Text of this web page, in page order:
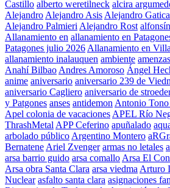
Castillo alberto weretilneck alcira
Alejandro Alejandro Asis Alejandro Gatica
Alejandro Palmieri Alejandro Rost alfonsín
Allanamiento en allanamiento en
Patagones julio 2026 Allanamiento en
allanamiento inalauquen ambiente
Anahí Bilbao Andres Amoroso Ángel
anime aniversario aniversario 239 de
aniversario Cagliero aniversario de
y Patgones anses antidemon Antonio Tono
Apel colonia de vacaciones APEL Río
ThrashMetal APP Ceferino apuñalado
arbolado público Argentino Montero
Bernatene Ariel Zvenger armas no letales
arsa barrio guido arsa comallo Arsa El
Arsa obra Santa Clara arsa viedma Arturo
Nuclear asfalto santa clara asignaciones